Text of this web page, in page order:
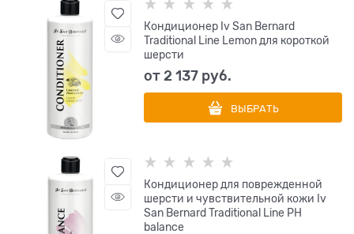
Кондиционер Iv San Bernard
Traditional Line Lemon для короткой
шерсти
от2 137 руб.
ВЫБРАТЬ
Кондиционер для поврежденной
шерсти и чувствительной кожи Iv
San Bernard Traditional Line РН
balance